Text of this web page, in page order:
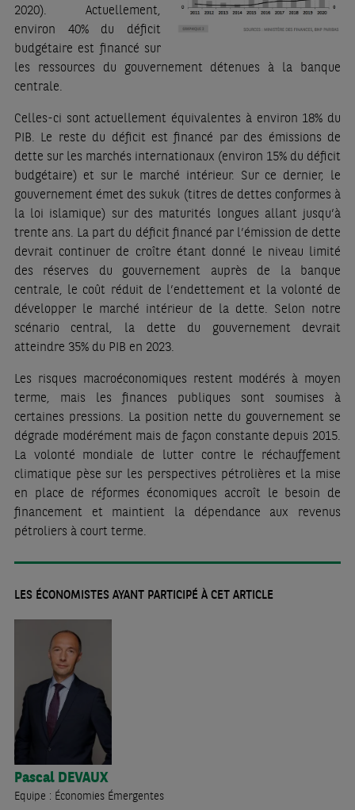
2020). Actuellement,
environ 40% du déficit
budgétaire est financé sur
les ressources du gouvernement détenues à la banque
centrale.
Celles-ci sont actuellement équivalentes à environ 18% du
PIB. Le reste du déficit est financé par des émissions de
dette sur les marchés internationaux (environ 15% du déficit
budgétaire) et sur le marché intérieur. Sur ce dernier, le
gouvernement émet des sukuk (titres de dettes conformes à
la loi islamique) sur des maturités longues allant jusqu’à
trente ans. La part du déficit financé par l’émission de dette
devrait continuer de croître étant donné le niveau limité
des réserves du gouvernement auprès de la banque
centrale, le coût réduit de l’endettement et la volonté de
développer le marché intérieur de la dette. Selon notre
scénario central, la dette du gouvernement devrait
atteindre 35% du PIB en 2023.
Les risques macroéconomiques restent modérés à moyen
terme, mais les finances publiques sont soumises à
certaines pressions. La position nette du gouvernement se
dégrade modérément mais de façon constante depuis 2015.
La volonté mondiale de lutter contre le réchauffement
climatique pèse sur les perspectives pétrolières et la mise
en place de réformes économiques accroît le besoin de
financement et maintient la dépendance aux revenus
pétroliers à court terme.
LES ÉCONOMISTES AYANT PARTICIPÉ À CET ARTICLE
Pascal DEVAUX
Equipe : Économies Émergentes